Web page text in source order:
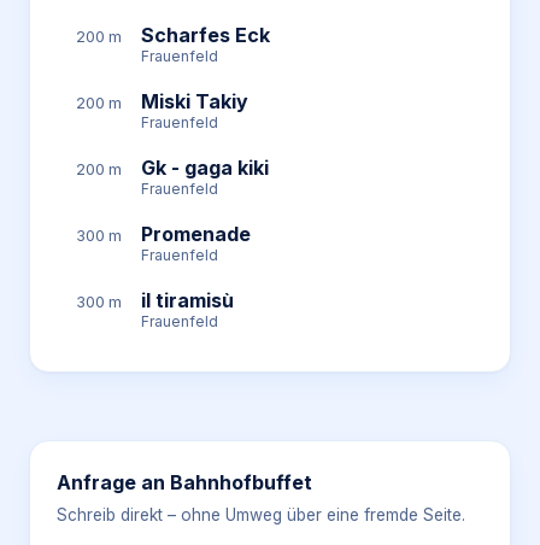
200 m Scharfes Eck
Frauenfeld
200 m Miski Takiy
Frauenfeld
200 m Gk - gaga kiki
Frauenfeld
300 m Promenade
Frauenfeld
300 m il tiramisù
Frauenfeld
Anfrage an Bahnhofbuffet
Schreib direkt – ohne Umweg über eine fremde Seite.